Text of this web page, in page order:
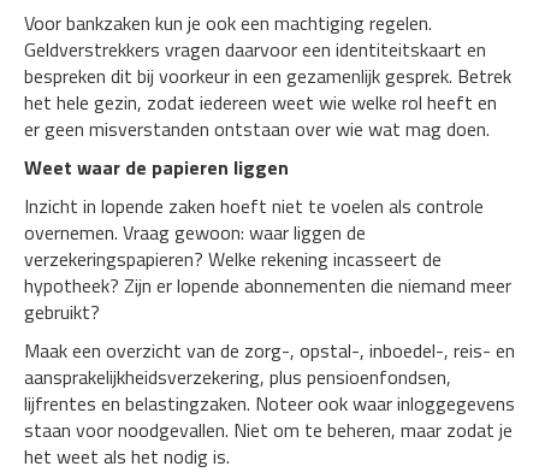
Voor bankzaken kun je ook een machtiging regelen.
Geldverstrekkers vragen daarvoor een identiteitskaart en
bespreken dit bij voorkeur in een gezamenlijk gesprek. Betrek
het hele gezin, zodat iedereen weet wie welke rol heeft en
er geen misverstanden ontstaan over wie wat mag doen.
Weet waar de papieren liggen
Inzicht in lopende zaken hoeft niet te voelen als controle
overnemen. Vraag gewoon: waar liggen de
verzekeringspapieren? Welke rekening incasseert de
hypotheek? Zijn er lopende abonnementen die niemand meer
gebruikt?
Maak een overzicht van de zorg-, opstal-, inboedel-, reis- en
aansprakelijkheidsverzekering, plus pensioenfondsen,
lijfrentes en belastingzaken. Noteer ook waar inloggegevens
staan voor noodgevallen. Niet om te beheren, maar zodat je
het weet als het nodig is.